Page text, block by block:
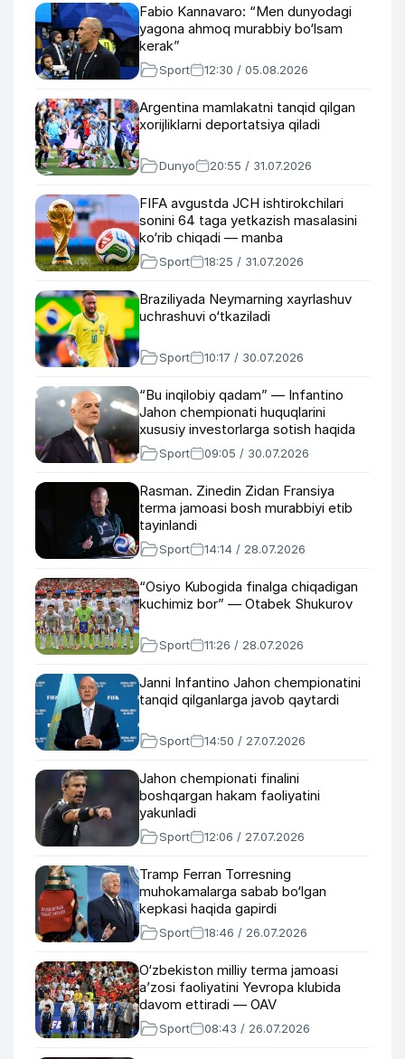
Fabio Kannavaro: “Men dunyodagi
yagona ahmoq murabbiy bo‘lsam
kerak”
Sport 12:30 / 05.08.2026
Argentina mamlakatni tanqid qilgan
xorijliklarni deportatsiya qiladi
Dunyo 20:55 / 31.07.2026
FIFA avgustda JCH ishtirokchilari
sonini 64 taga yetkazish masalasini
ko‘rib chiqadi — manba
Sport 18:25 / 31.07.2026
Braziliyada Neymarning xayrlashuv
uchrashuvi o‘tkaziladi
Sport 10:17 / 30.07.2026
“Bu inqilobiy qadam” — Infantino
Jahon chempionati huquqlarini
xususiy investorlarga sotish haqida
Sport 09:05 / 30.07.2026
Rasman. Zinedin Zidan Fransiya
terma jamoasi bosh murabbiyi etib
tayinlandi
Sport 14:14 / 28.07.2026
“Osiyo Kubogida finalga chiqadigan
kuchimiz bor” — Otabek Shukurov
Sport 11:26 / 28.07.2026
Janni Infantino Jahon chempionatini
tanqid qilganlarga javob qaytardi
Sport 14:50 / 27.07.2026
Jahon chempionati finalini
boshqargan hakam faoliyatini
yakunladi
Sport 12:06 / 27.07.2026
Tramp Ferran Torresning
muhokamalarga sabab bo‘lgan
kepkasi haqida gapirdi
Sport 18:46 / 26.07.2026
O‘zbekiston milliy terma jamoasi
a’zosi faoliyatini Yevropa klubida
davom ettiradi — OAV
Sport 08:43 / 26.07.2026